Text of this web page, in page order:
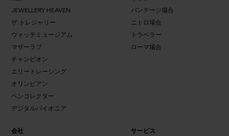
概
JEWELLERY HEAVEN
JEWELLERY
HEAVEN
ザ.トレジャリー
ザ.トレ
ジャリ
ー
ウォッチミュージアム
ウォッチミ
ュージアム
マザーラブ
マザ
ーラ
ブ
チャンピオン
チャン
ピオン
エリートレーシング
エリート
レーシン
オリンピアン
オリン
ペンコレクター
デジタルパイオニア
ネオ
ケー
ス
バンテージ場合
バンテ
ージ場
ニトロ場合
トラベラー
ローマ場合
会社
サービス